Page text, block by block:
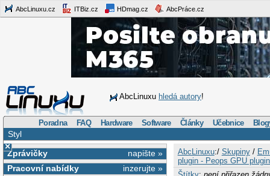
AbcLinuxu.cz ITBiz.cz HDmag.cz AbcPráce.cz
AbcLinuxu hledá autory!
Poradna FAQ Hardware Software Články Učebnice
Styl
×
napište »
Zprávičky
inzerujte »
Pracovní nabídky
AbcLinuxu:/ Skupiny/
plugin - Peops GPU